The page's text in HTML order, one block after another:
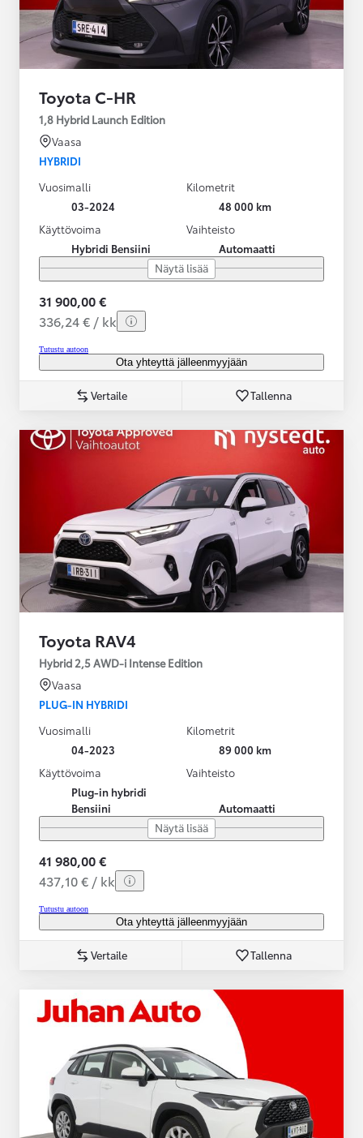
Toyota C-HR
1,8 Hybrid Launch Edition
Vaasa
HYBRIDI
Vuosimalli
03-2024
Kilometrit
48 000 km
Käyttövoima
Hybridi Bensiini
Vaihteisto
Automaatti
Näytä lisää
31 900,00 €
336,24 € / kk
Tutustu autoon
Ota yhteyttä jälleenmyyjään
Vertaile Tallenna
Toyota RAV4
Hybrid 2,5 AWD-i Intense Edition
Vaasa
PLUG-IN HYBRIDI
Vuosimalli
04-2023
Kilometrit
89 000 km
Käyttövoima
Plug-in hybridi
Bensiini
Vaihteisto
Automaatti
Näytä lisää
41 980,00 €
437,10 € / kk
Tutustu autoon
Ota yhteyttä jälleenmyyjään
Vertaile Tallenna